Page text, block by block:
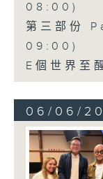
08:00)
第三部份
09:00)
E個世界至
06/06/